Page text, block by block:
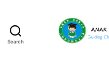
Search